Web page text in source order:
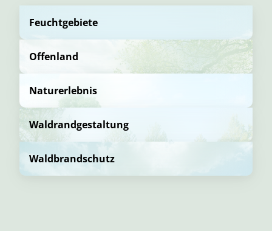
Feuchtgebiete
Offenland
Naturerlebnis
Waldrandgestaltung
Waldbrandschutz